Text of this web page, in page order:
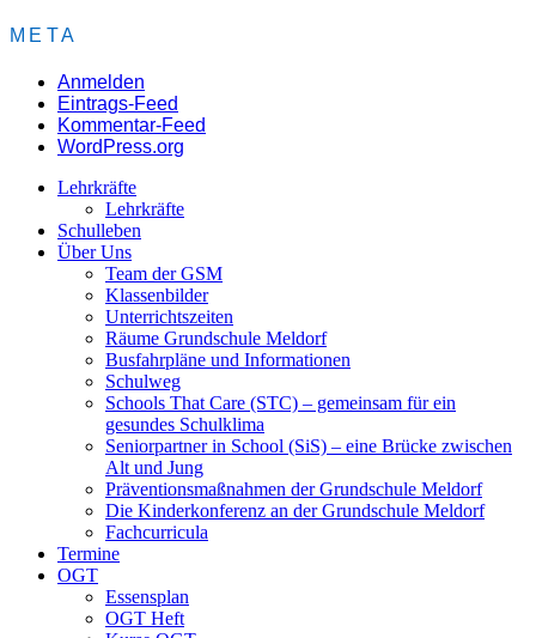
META
Anmelden
Eintrags-Feed
Kommentar-Feed
WordPress.org
Lehrkräfte
Lehrkräfte
Schulleben
Über Uns
Team der GSM
Klassenbilder
Unterrichtszeiten
Räume Grundschule Meldorf
Busfahrpläne und Informationen
Schulweg
Schools That Care (STC) – gemeinsam für ein
gesundes Schulklima
Seniorpartner in School (SiS) – eine Brücke zwischen
Alt und Jung
Präventionsmaßnahmen der Grundschule Meldorf
Die Kinderkonferenz an der Grundschule Meldorf
Fachcurricula
Termine
OGT
Essensplan
OGT Heft